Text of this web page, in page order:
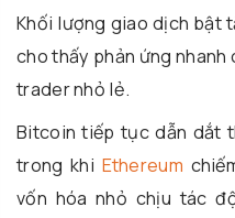
Khối lượng giao dịch bật
cho thấy phản ứng
trader nhỏ lẻ.
Bitcoin tiếp tục dẫn dắt
trong khi Ethereum
vốn hóa nhỏ chịu tác